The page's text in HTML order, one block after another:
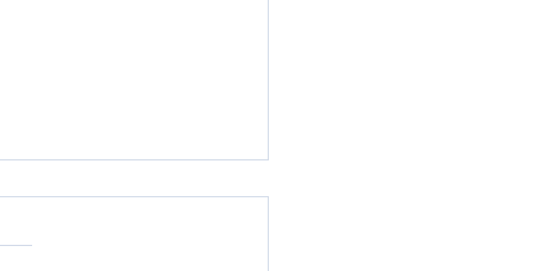
療育で育てる、ちょう